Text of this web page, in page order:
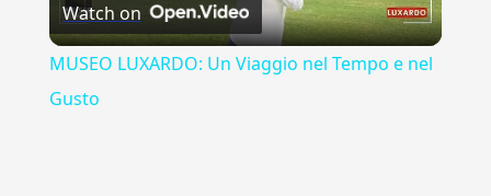
Video
Watch on
MUSEO LUXARDO: Un Viaggio nel Tempo e nel
Gusto